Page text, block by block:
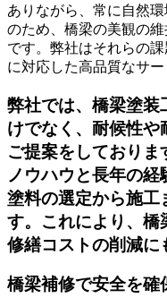
ありながら、常に自然
のため、橋梁の美観の
です。弊社はそれらの
に対応した高品質なサ
弊社では、橋梁塗装
けでなく、耐候性
ご提案をしており
ノウハウと長年の
塗料の選定から施工
す。これにより、橋
修繕コストの削減に
橋梁補修で安全を確